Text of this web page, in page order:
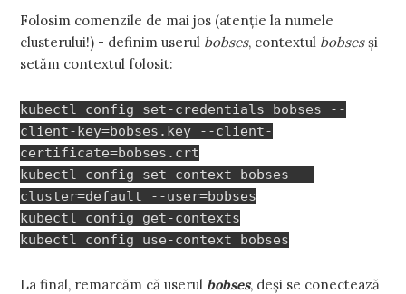
Folosim comenzile de mai jos (atenție la numele
clusterului!) - definim userul bobses, contextul bobsesși
setăm contextul folosit:
kubectl config set-credentials bobses --
client-key=bobses.key --client-
certificate=bobses.crt
kubectl config set-context bobses --
cluster=default --user=bobses
kubectl config get-contexts
kubectl config use-context bobses
La final, remarcăm că userul bobses, deși se conectează